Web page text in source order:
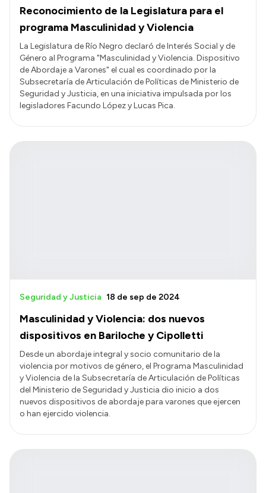
Reconocimiento de la Legislatura para el
programa Masculinidad y Violencia
La Legislatura de Río Negro declaró de Interés Social y de
Género al Programa "Masculinidad y Violencia. Dispositivo
de Abordaje a Varones" el cual es coordinado por la
Subsecretaría de Articulación de Políticas de Ministerio de
Seguridad y Justicia, en una iniciativa impulsada por los
legisladores Facundo López y Lucas Pica.
Masculinidad y Violencia: dos nuevos
dispositivos en Bariloche y Cipolletti
Seguridad y Justicia 18 de sep de 2024
Desde un abordaje integral y socio comunitario de la
violencia por motivos de género, el Programa Masculinidad
y Violencia de la Subsecretaría de Articulación de Políticas
del Ministerio de Seguridad y Justicia dio inicio a dos
nuevos dispositivos de abordaje para varones que ejercen
o han ejercido violencia.